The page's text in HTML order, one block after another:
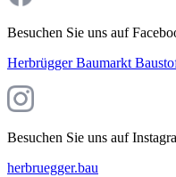
Besuchen Sie uns auf
Herbrügger Baumarkt
Besuchen Sie uns auf
herbruegger.bau